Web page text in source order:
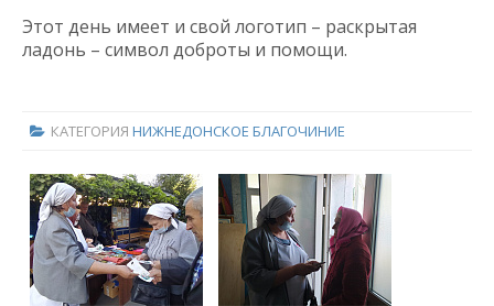
Этот день имеет и свой логотип – раскрытая
ладонь – символ доброты и помощи.
КАТЕГОРИЯ НИЖНЕДОНСКОЕ БЛАГОЧИНИЕ